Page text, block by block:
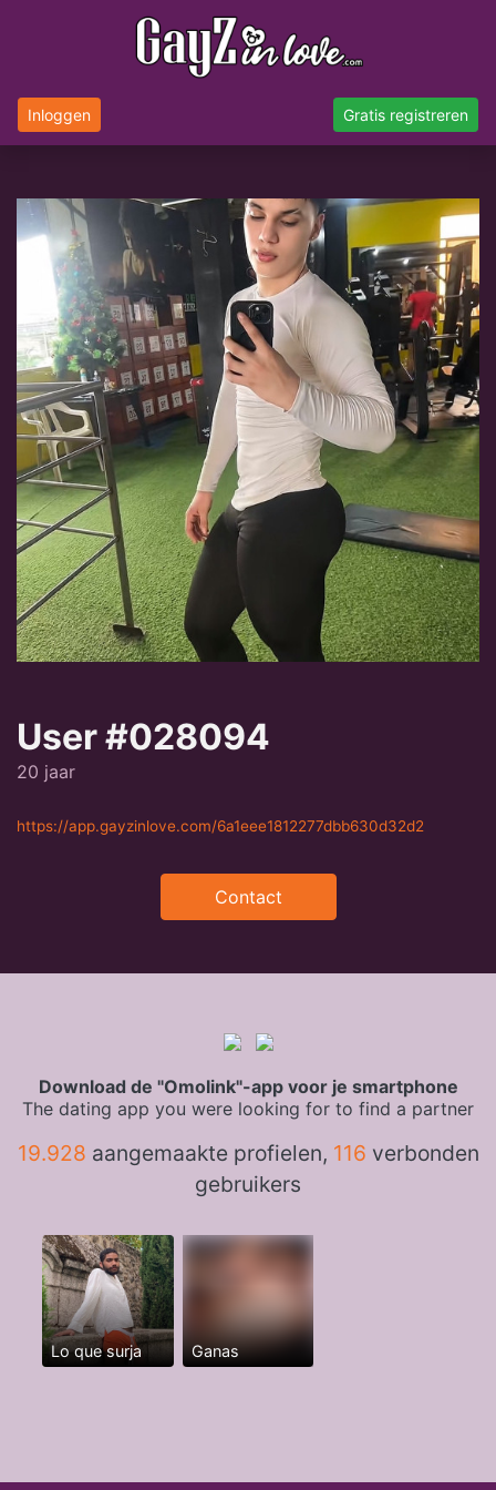
Inloggen Gratis registreren
User #028094
20 jaar
https://app.gayzinlove.com/6a1eee1812277dbb630d32d2
Contact
Download de "Omolink"-app voor je smartphone
The dating app you were looking for to find a partner
19.928 aangemaakte profielen, 116 verbonden
gebruikers
Lo que surja Ganas